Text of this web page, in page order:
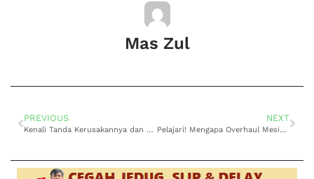
Mas Zul
PREVIOUS
Kenali Tanda Kerusakannya dan Segera Service Solenoid Valve Transmisi Matic Toyota Calya Kopo di DOMO Transmisi!
NEXT
Pelajari! Mengapa Overhaul Mesin Toyota Harrier Cihampelas Perlu Dilakukan?